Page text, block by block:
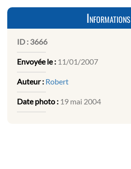
Informations
ID : 3666
Envoyée le : 11/01/2007
Auteur : Robert
Date photo : 19 mai 2004